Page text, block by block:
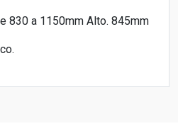
830 a 1150mm Alto. 845mm